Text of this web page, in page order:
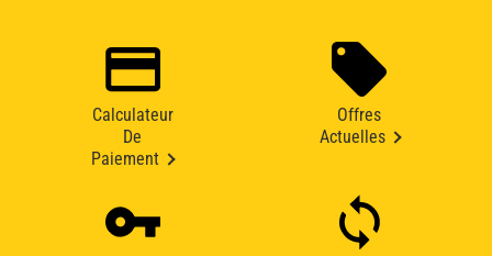
Calculateur
De
Paiement
Offres
Actuelles